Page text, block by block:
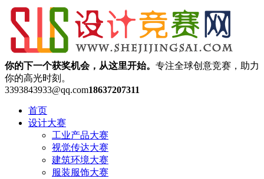
你的下一个获奖机会，从这里开始。 专注全球创意竞赛，助力
你的高光时刻。
3393843933@qq.com18637207311
首页
设计大赛
工业产品大赛
视觉传达大赛
建筑环境大赛
服装服饰大赛